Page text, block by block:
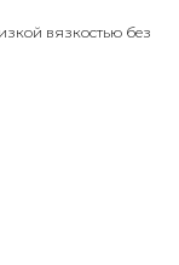
вязкостью без